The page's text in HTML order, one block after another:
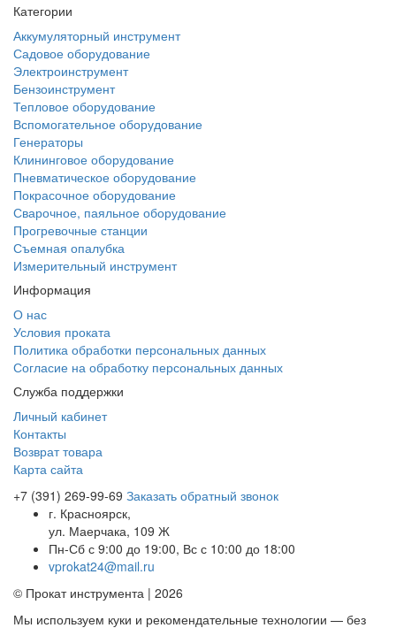
Категории
Аккумуляторный инструмент
Садовое оборудование
Электроинструмент
Бензоинструмент
Тепловое оборудование
Вспомогательное оборудование
Генераторы
Клининговое оборудование
Пневматическое оборудование
Покрасочное оборудование
Сварочное, паяльное оборудование
Прогревочные станции
Съемная опалубка
Измерительный инструмент
Информация
О нас
Условия проката
Политика обработки персональных данных
Согласие на обработку персональных данных
Служба поддержки
Личный кабинет
Контакты
Возврат товара
Карта сайта
+7 (391) 269-99-69 Заказать обратный звонок
г. Красноярск,
ул. Маерчака, 109 Ж
Пн-Сб с 9:00 до 19:00, Вс с 10:00 до 18:00
vprokat24@mail.ru
© Прокат инструмента | 2026
Мы используем куки и рекомендательные технологии — без